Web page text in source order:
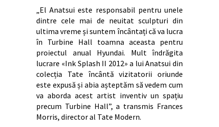
„El Anatsui este responsabil pentru unele
dintre cele mai de neuitat sculpturi din
ultima vreme și suntem încântați că va lucra
în Turbine Hall toamna aceasta pentru
proiectul anual Hyundai. Mult îndrăgita
lucrare «Ink Splash II 2012» a lui Anatsui din
colecția Tate încântă vizitatorii oriunde
este expusă și abia așteptăm să vedem cum
va aborda acest artist inventiv un spațiu
precum Turbine Hall”, a transmis Frances
Morris, director al Tate Modern.